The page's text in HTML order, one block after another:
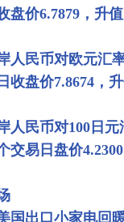
盘价6.7879，升值
人民币对欧元汇
收盘价7.8674，升
人民币对100日
交易日盘价4.2300
国出口小家电回